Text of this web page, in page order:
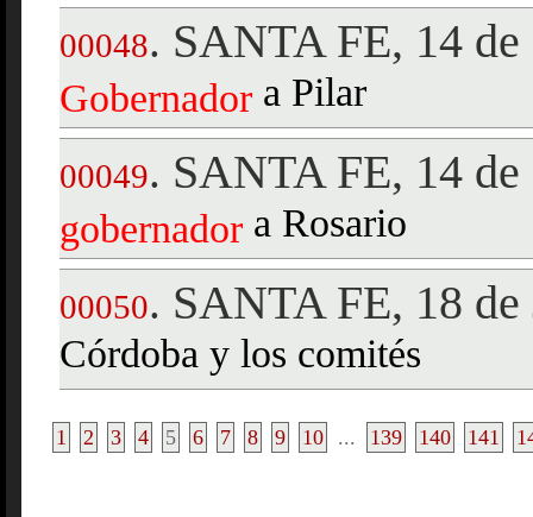
00048. SANTA FE, 14
Gobernador a Pilar
00049. SANTA FE, 14
gobernador a Rosario
00050. SANTA FE, 18
Córdoba y los comités
1 2 3 4 5 6 7 8 9 10 ... 139 140 141